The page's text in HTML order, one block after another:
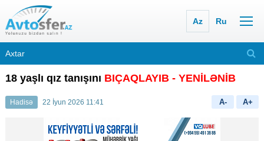
Az Ru
18 yaşlı qız tanışını BIÇAQLAYIB - YENİLƏNİB
Hadisə 22 İyun 2026 11:41 A- A+